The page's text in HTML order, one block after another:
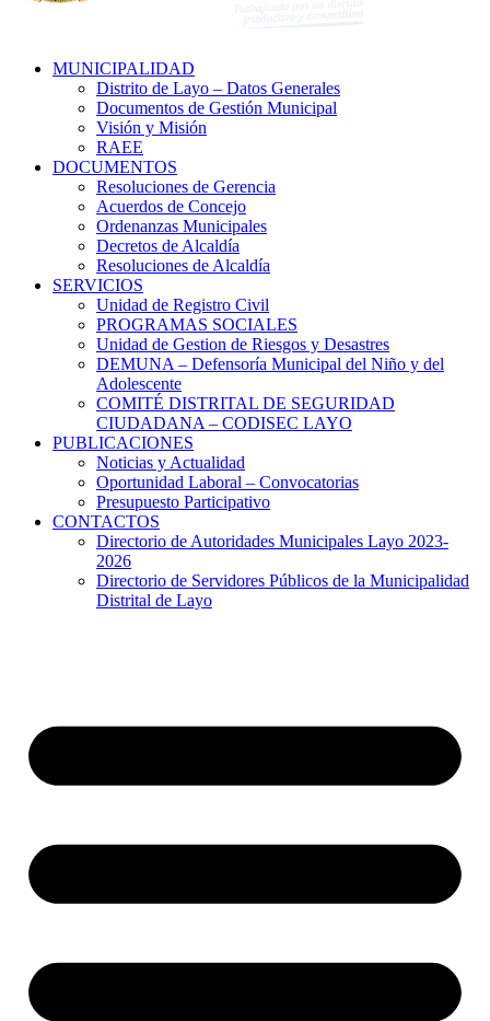
MUNICIPALIDAD
Distrito de Layo – Datos Generales
Documentos de Gestión Municipal
Visión y Misión
RAEE
DOCUMENTOS
Resoluciones de Gerencia
Acuerdos de Concejo
Ordenanzas Municipales
Decretos de Alcaldía
Resoluciones de Alcaldía
SERVICIOS
Unidad de Registro Civil
PROGRAMAS SOCIALES
Unidad de Gestion de Riesgos y Desastres
DEMUNA – Defensoría Municipal del Niño y del
Adolescente
COMITÉ DISTRITAL DE SEGURIDAD
CIUDADANA – CODISEC LAYO
PUBLICACIONES
Noticias y Actualidad
Oportunidad Laboral – Convocatorias
Presupuesto Participativo
CONTACTOS
Directorio de Autoridades Municipales Layo 2023-
2026
Directorio de Servidores Públicos de la Municipalidad
Distrital de Layo